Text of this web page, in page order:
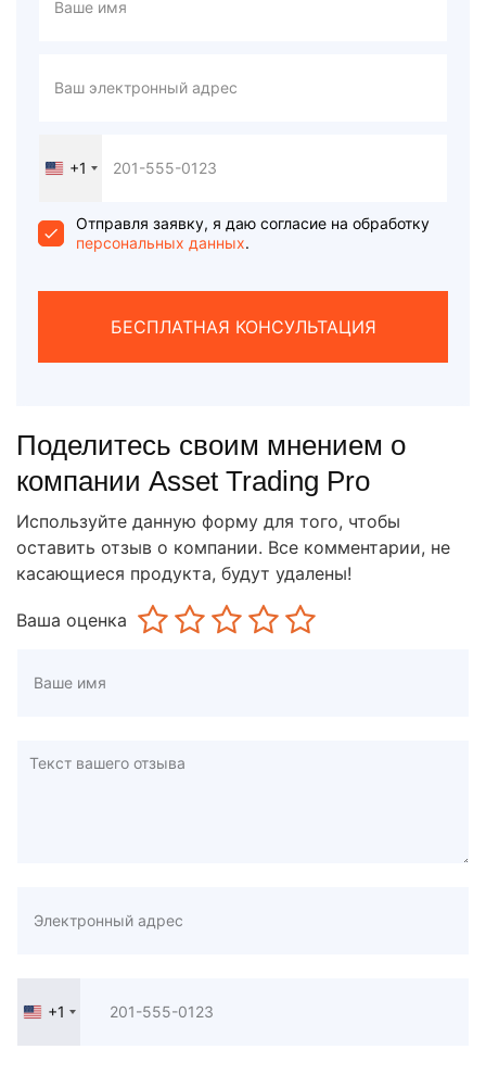
United
+1
+1
Отправля заявку, я даю согласие на обработку
персональных данных.
БЕСПЛАТНАЯ КОНСУЛЬТАЦИЯ
Поделитесь своим мнением о
компании Asset Trading Pro
Используйте данную форму для того, чтобы
оставить отзыв о компании. Все комментарии, не
касающиеся продукта, будут удалены!
Ваша оценка
United
+1